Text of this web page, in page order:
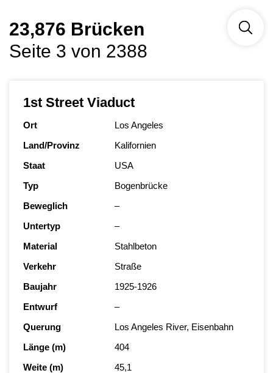
23,876 Brücken
Seite 3 von 2388
1st Street Viaduct
Ort
Los Angeles
Land/Provinz
Kalifornien
Staat
USA
Typ
Bogenbrücke
Beweglich
–
Untertyp
–
Material
Stahlbeton
Verkehr
Straße
Baujahr
1925-1926
Entwurf
–
Querung
Los Angeles River, Eisenbahn
Länge (m)
404
Weite (m)
45,1